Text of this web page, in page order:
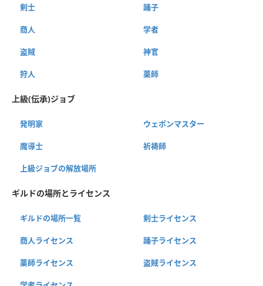
剣士 踊子
商人 学者
盗賊 神官
狩人 薬師
上級(伝承)ジョブ
発明家 ウェポンマスター
魔導士 祈祷師
上級ジョブの解放場所
ギルドの場所とライセンス
ギルドの場所一覧 剣士ライセンス
商人ライセンス 踊子ライセンス
薬師ライセンス 盗賊ライセンス